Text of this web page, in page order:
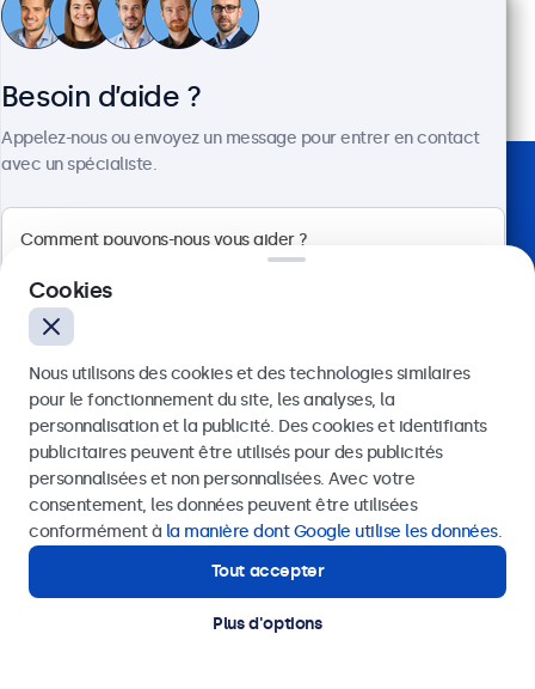
699,00 €
838,80 € TTC
Voir
Besoin d’aide ? Parlez
directement à l’un de nos
spécialistes.
Besoin d’aide ?
Appelez-nous ou envoyez un message pour entrer en contact
avec un spécialiste.
Envoyer
Ou appelez-nous au01 79 97 48 02
Contactez nos spécialistes.
Cookies
Nous utilisons des cookies et des technologies similaires
pour le fonctionnement du site, les analyses, la
personnalisation et la publicité. Des cookies et identifiants
publicitaires peuvent être utilisés pour des publicités
personnalisées et non personnalisées. Avec votre
consentement, les données peuvent être utilisées
conformément à la manière dont Google utilise les données.
Tout accepter
Plus d'options